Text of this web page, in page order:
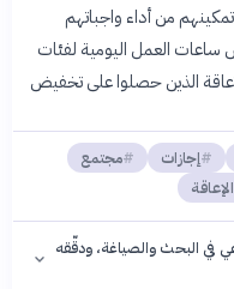
من أداء واجباتهم
ساعات العمل اليومية لفئات
الذين حصلوا على تخفيض
إجازات
مجتمع
في البحث والصياغة، ودقّقه